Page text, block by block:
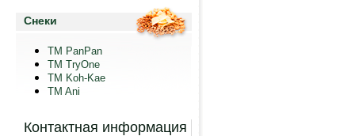
Снеки
TM PanPan
ТМ TryOne
ТМ Koh-Kae
TM Ani
Контактная информация